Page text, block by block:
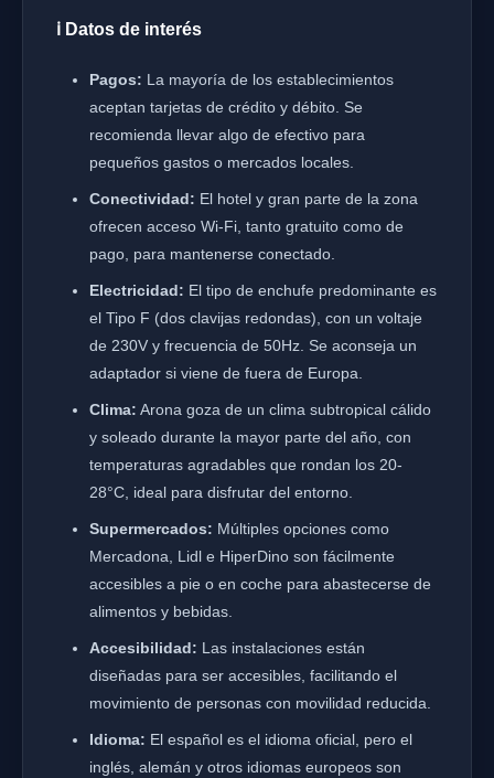
ℹ️ Datos de interés
Pagos: La mayoría de los establecimientos
aceptan tarjetas de crédito y débito. Se
recomienda llevar algo de efectivo para
pequeños gastos o mercados locales.
Conectividad: El hotel y gran parte de la zona
ofrecen acceso Wi-Fi, tanto gratuito como de
pago, para mantenerse conectado.
Electricidad: El tipo de enchufe predominante es
el Tipo F (dos clavijas redondas), con un voltaje
de 230V y frecuencia de 50Hz. Se aconseja un
adaptador si viene de fuera de Europa.
Clima: Arona goza de un clima subtropical cálido
y soleado durante la mayor parte del año, con
temperaturas agradables que rondan los 20-
28°C, ideal para disfrutar del entorno.
Supermercados: Múltiples opciones como
Mercadona, Lidl e HiperDino son fácilmente
accesibles a pie o en coche para abastecerse de
alimentos y bebidas.
Accesibilidad: Las instalaciones están
diseñadas para ser accesibles, facilitando el
movimiento de personas con movilidad reducida.
Idioma: El español es el idioma oficial, pero el
inglés, alemán y otros idiomas europeos son